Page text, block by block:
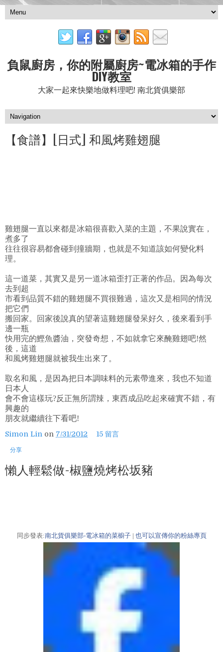
負鼠廚房，你的附屬廚房~電冰箱的手作
DIY教室
大家一起來快樂地做料理吧! 南北貨俱樂部
【食譜】[日式] 和風烤雞翅腿
雞翅腿一直以來都是冰箱很喜歡入菜的主題，不果說實在，
煮多了
往往很容易都會碰到撞牆期，也就是不知道該如何變化料
理。
這一道菜，其實又是另一道冰箱歪打正著的作品。因為每次
去到超
市看到品質不錯的雞翅腿不買很難過，這次又是相同的情況
把它們
搬回家。回家後說真的望著這雞翅腿發呆好久，後來看到手
邊一瓶
快用完的鰹魚醬油，突發奇想，不如就拿它來醃雞翅吧!然
後，這道
和風烤雞翅腿就被我生出來了。
取名和風，是因為把日本調味料的元素帶進來，我也不知道
日本人
會不會這樣玩?反正無所謂辣，東西成品吃起來確實不錯，有
興趣的
朋友就繼續往下看吧!
Simon Lin on 7/31/2012 15 留言
分享
懶人輕鬆做-椒鹽燒烤松坂豬
同步發表:南北貨俱樂部-電冰箱的菜櫥子 | 也可以宣傳你的粉絲專頁